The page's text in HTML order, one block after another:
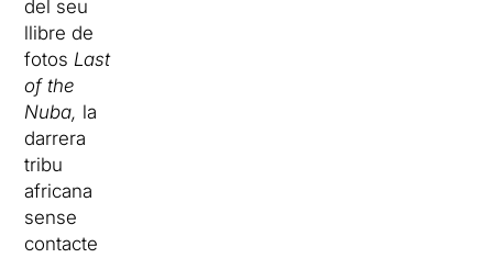
del seu
llibre de
fotosLast
of the
Nuba, la
darrera
tribu
africana
sense
contacte